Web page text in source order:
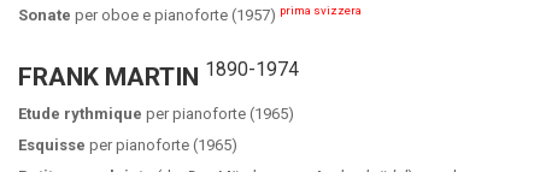
Sonate per oboe e pianoforte (1957) prima svizzera
FRANK MARTIN 1890-1974
Etude rythmique per pianoforte (1965)
Esquisse per pianoforte (1965)